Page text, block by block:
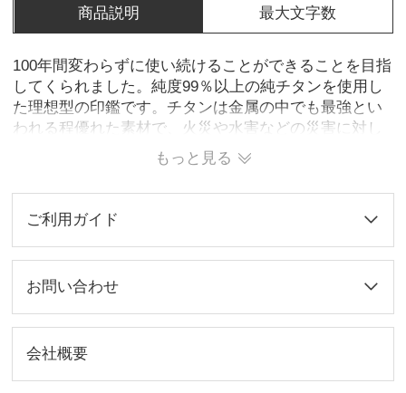
商品説明 最大文字数
100年間変わらずに使い続けることができることを目指
してくられました。純度99％以上の純チタンを使用し
た理想型の印鑑です。チタンは金属の中でも最強とい
われる程優れた素材で、火災や水害などの災害に対し
ても、さびたり燃えたりすることはありません。さら
に、磨耗にも強く、印鑑としての一番大事な捺印性能
は、象牙をも上回る程きれいな捺印ができます。
もっと見る
ご利用ガイド
お問い合わせ
会社概要